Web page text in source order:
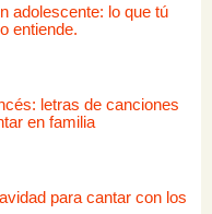
adolescente: lo que tú
entiende.
letras de canciones
en familia
para cantar con los